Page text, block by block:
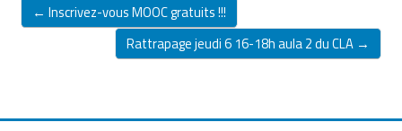
← Inscrivez-vous MOOC gratuits !!!
Rattrapage jeudi 6 16-18h aula 2 du CLA →